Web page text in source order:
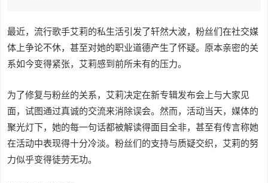
最近，流行歌手艾莉的私生活引发了轩然大波，粉丝们在社交媒
体上争论不休，甚至对她的职业道德产生了怀疑。原本亲密的关
系如今变得紧张，艾莉感到前所未有的压力。
为了修复与粉丝的关系，艾莉决定在新专辑发布会上与大家见
面，试图通过真诚的交流来消除误会。然而，活动当天，媒体的
聚光灯下，她的每一句话都被解读得面目全非，甚至有传言称她
在活动中表现得十分冷淡。粉丝们的支持与质疑交织，艾莉的努
力似乎变得徒劳无功。